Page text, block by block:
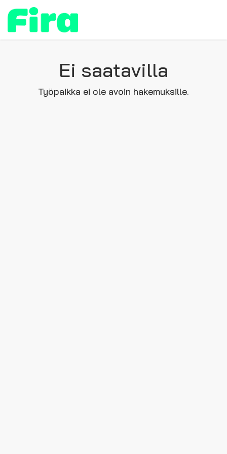
Ei saatavilla
Työpaikka ei ole avoin hakemuksille.